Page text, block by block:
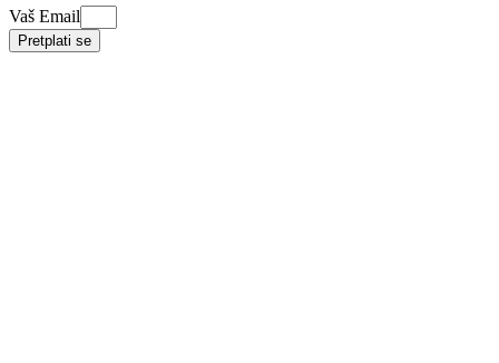
Vaš Email
Pretplati se